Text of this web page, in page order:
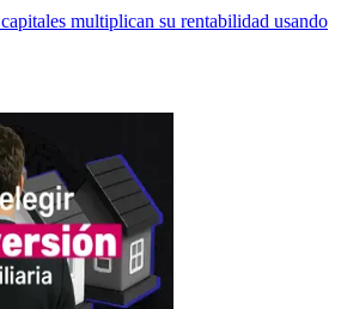
multiplican su rentabilidad usando